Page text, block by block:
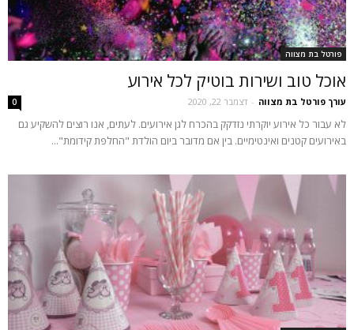
פורטל בת מצווה
אוכל טוב ושירות בוטיק לכל אירוע
עורך פורטל בת מצווה - דצמבר 22, 2020 0
לא עבור כל אירוע יוקרתי נזדקק בהכרח לגן אירועים. לעתים, אנו רוצים להשקיע גם
באירועים קטנים ואינטימיים. בין אם מדובר ביום הולדת "החלפת קידומת"...